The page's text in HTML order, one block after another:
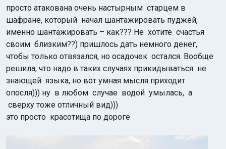
просто атакована очень настырным старцем в
шафране, который начал шантажировать пуджей,
именно шантажировать – как??? Не хотите счастья
своим близким??) пришлось дать немного денег,
чтобы только отвязался, но осадочек остался. Вообще
решила, что надо в таких случаях прикидываться не
знающей языка, но вот умная мысля приходит
опосля))) ну в любом случае водой умылась, а
сверху тоже отличный вид)))
это просто красотища по дороге